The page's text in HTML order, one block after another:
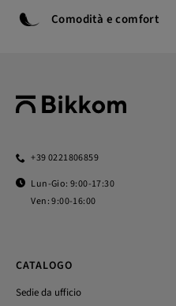
Comodità e comfort
+39 0221806859
Lun-Gio: 9:00-17:30
Ven: 9:00-16:00
CATALOGO
Sedie da ufficio